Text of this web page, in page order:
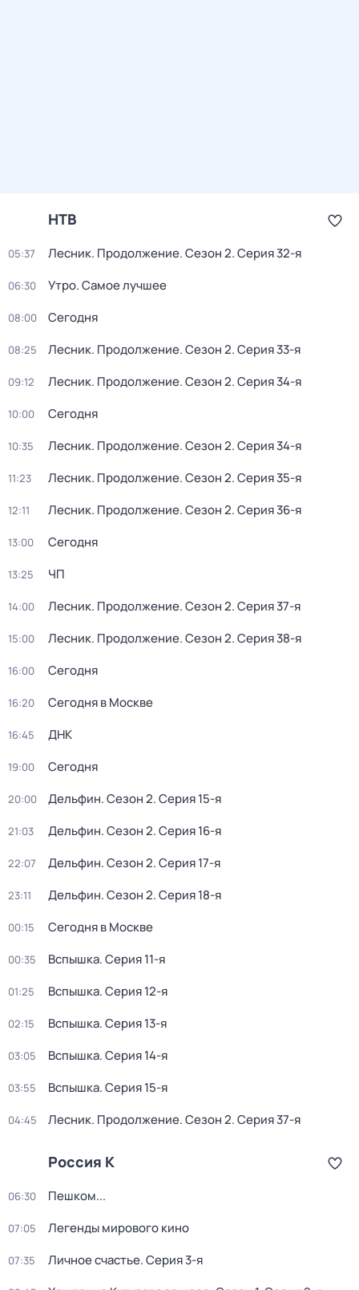
НТВ
05:37 Лесник. Продолжение. Сезон 2. Серия 32-я
06:30 Утро. Самое лучшее
08:00 Сегодня
08:25 Лесник. Продолжение. Сезон 2. Серия 33-я
09:12 Лесник. Продолжение. Сезон 2. Серия 34-я
10:00 Сегодня
10:35 Лесник. Продолжение. Сезон 2. Серия 34-я
11:23 Лесник. Продолжение. Сезон 2. Серия 35-я
12:11 Лесник. Продолжение. Сезон 2. Серия 36-я
13:00 Сегодня
13:25 ЧП
14:00 Лесник. Продолжение. Сезон 2. Серия 37-я
15:00 Лесник. Продолжение. Сезон 2. Серия 38-я
16:00 Сегодня
16:20 Сегодня в Москве
16:45 ДНК
19:00 Сегодня
20:00 Дельфин. Сезон 2. Серия 15-я
21:03 Дельфин. Сезон 2. Серия 16-я
22:07 Дельфин. Сезон 2. Серия 17-я
23:11 Дельфин. Сезон 2. Серия 18-я
00:15 Сегодня в Москве
00:35 Вспышка. Серия 11-я
01:25 Вспышка. Серия 12-я
02:15 Вспышка. Серия 13-я
03:05 Вспышка. Серия 14-я
03:55 Вспышка. Серия 15-я
04:45 Лесник. Продолжение. Сезон 2. Серия 37-я
Россия К
06:30 Пешком...
07:05 Легенды мирового кино
07:35 Личное счастье. Серия 3-я